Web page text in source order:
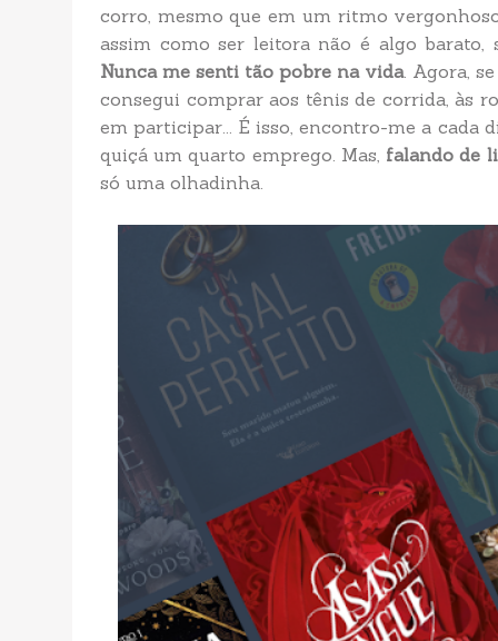
corro, mesmo que em um ritmo
assim como ser leitora não é algo barato,
Nunca me senti tão pobre na vida. Agora,
consegui comprar aos tênis de corrida, às
em participar... É isso, encontro-me a cada
quiçá um quarto emprego. Mas, falando de
só uma olhadinha.